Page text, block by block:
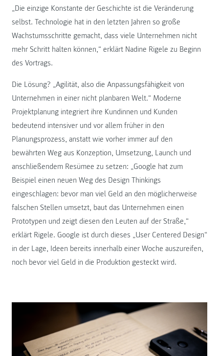
„Die einzige Konstante der Geschichte ist die Veränderung
selbst. Technologie hat in den letzten Jahren so große
Wachstumsschritte gemacht, dass viele Unternehmen nicht
mehr Schritt halten können,“ erklärt Nadine Rigele zu Beginn
des Vortrags.
Die Lösung? „Agilität, also die Anpassungsfähigkeit von
Unternehmen in einer nicht planbaren Welt.“ Moderne
Projektplanung integriert ihre Kundinnen und Kunden
bedeutend intensiver und vor allem früher in den
Planungsprozess, anstatt wie vorher immer auf den
bewährten Weg aus Konzeption, Umsetzung, Launch und
anschließendem Resümee zu setzen: „Google hat zum
Beispiel einen neuen Weg des Design Thinkings
eingeschlagen: bevor man viel Geld an den möglicherweise
falschen Stellen umsetzt, baut das Unternehmen einen
Prototypen und zeigt diesen den Leuten auf der Straße,“
erklärt Rigele. Google ist durch dieses „User Centered Design“
in der Lage, Ideen bereits innerhalb einer Woche auszureifen,
noch bevor viel Geld in die Produktion gesteckt wird.